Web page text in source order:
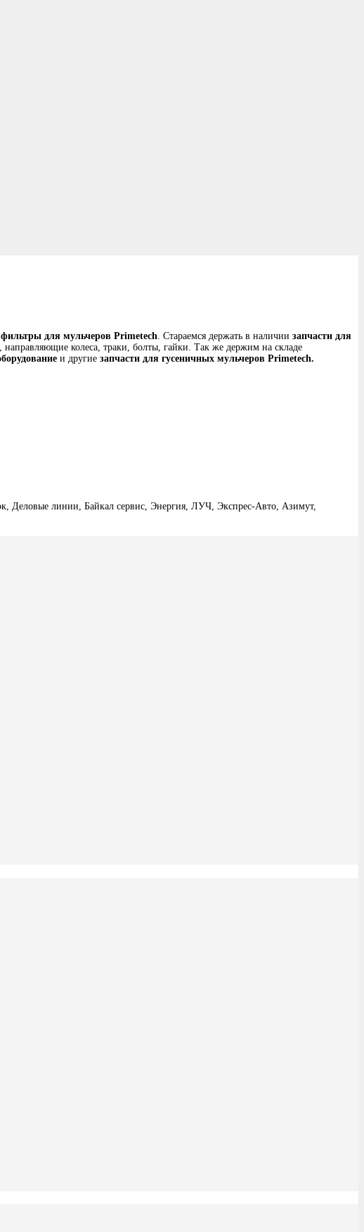
фильтры для мульчеров Primetech . Стараемся держать в наличии запчасти для
колеса, траки, болты, гайки. Так же держим на складе
и другие запчасти для гусеничных мульчеров Primetech.
Деловые линии, Байкал сервис, Энергия, ЛУЧ, Экспрес-Авто, Азимут,